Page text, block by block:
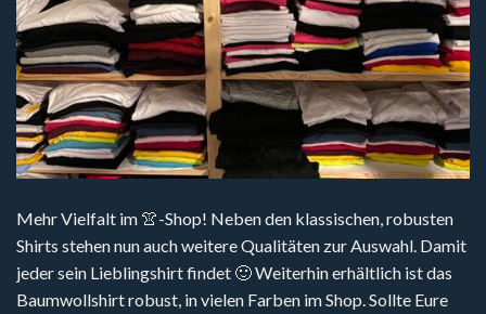
Mehr Vielfalt im 👚-Shop! Neben den klassischen, robusten
Shirts stehen nun auch weitere Qualitäten zur Auswahl. Damit
jeder sein Lieblingshirt findet 🙂 Weiterhin erhältlich ist das
Baumwollshirt robust, in vielen Farben im Shop. Sollte Eure